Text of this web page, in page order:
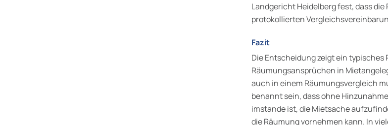
Landgericht Heidelberg fest, dass
protokollierten
Fazit
Die Entscheidung zeigt ein
Räumungsansprüchen in
auch in einem Räumungsvergleich
benannt sein, dass ohne
imstande ist, die Mietsache
die Räumung vornehmen kann. In